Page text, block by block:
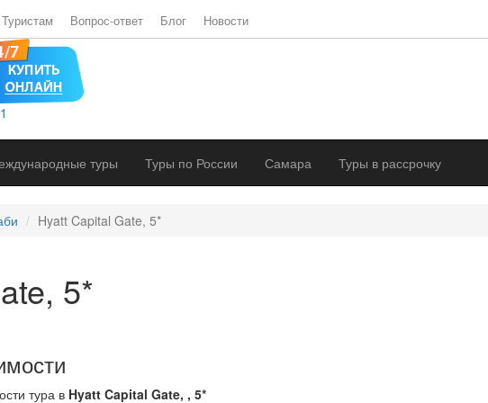
Туристам Вопрос-ответ Блог Новости
туры
Туры по России Самара Туры в рассрочку
Hyatt Capital Gate, 5*
5*
тура в Hyatt Capital Gate, , 5*